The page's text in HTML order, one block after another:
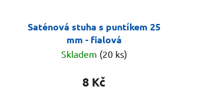
Saténová stuha s puntíkem 25
mm - fialová
Skladem (20 ks)
8 Kč